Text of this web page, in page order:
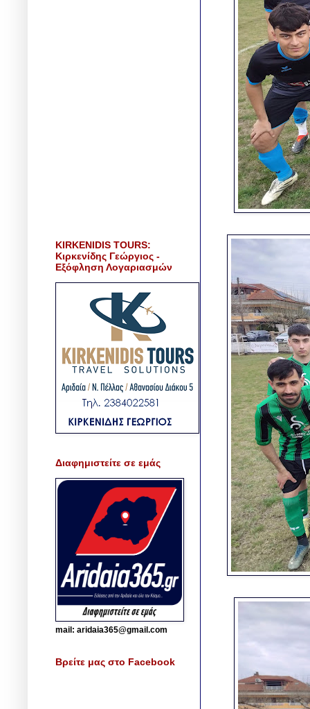
KIRKENIDIS TOURS:
Κιρκενίδης Γεώργιος -
Εξόφληση Λογαριασμών
Διαφημιστείτε σε εμάς
mail: aridaia365@gmail.com
Βρείτε μας στο Facebook